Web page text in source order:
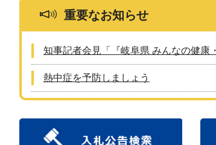
重要なお知らせ
知事記者会見「『岐阜県 みんなの健康
熱中症を予防しましょう